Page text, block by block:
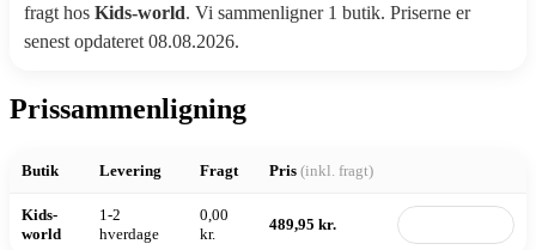
fragt hos Kids-world. Vi sammenligner 1 butik. Priserne er
senest opdateret 08.08.2026.
Prissammenligning
Butik Levering Fragt Pris (inkl. fragt)
Kids-
world
1-2
hverdage
0,00
kr.
489,95 kr.